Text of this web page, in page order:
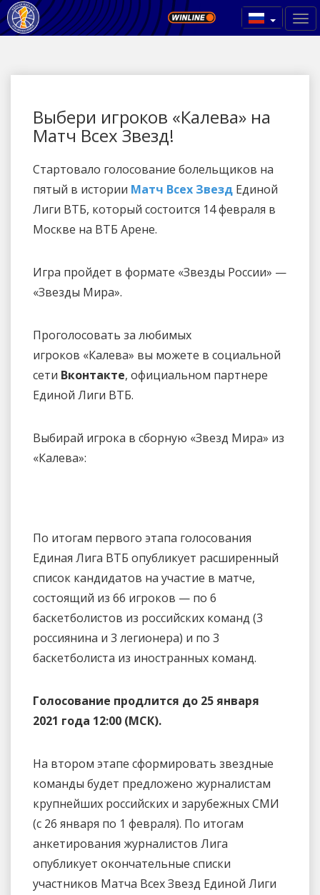
Выбери игроков «Калева» на
Матч Всех Звезд!
Стартовало голосование болельщиков на
пятый в истории Матч Всех Звезд Единой
Лиги ВТБ, который состоится 14 февраля в
Москве на ВТБ Арене.
Игра пройдет в формате «Звезды России» —
«Звезды Мира».
Проголосовать за любимых
игроков «Калева» вы можете в социальной
сети Вконтакте, официальном партнере
Единой Лиги ВТБ.
Выбирай игрока в сборную «Звезд Мира» из
«Калева»:
По итогам первого этапа голосования
Единая Лига ВТБ опубликует расширенный
список кандидатов на участие в матче,
состоящий из 66 игроков — по 6
баскетболистов из российских команд (3
россиянина и 3 легионера) и по 3
баскетболиста из иностранных команд.
Голосование продлится до 25 января
2021 года 12:00 (МСК).
На втором этапе сформировать звездные
команды будет предложено журналистам
крупнейших российских и зарубежных СМИ
(с 26 января по 1 февраля). По итогам
анкетирования журналистов Лига
опубликует окончательные списки
участников Матча Всех Звезд Единой Лиги